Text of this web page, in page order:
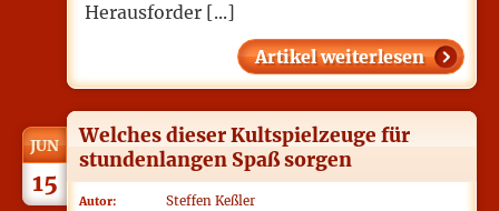
Herausforder [...]
Artikel weiterlesen
JUN
15
Welches dieser Kultspielzeuge für
stundenlangen Spaß sorgen
Autor: Steffen Keßler